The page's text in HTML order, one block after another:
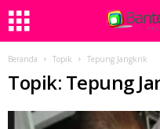
Beranda Topik Tepung Jangkrik
Topik: Tepung